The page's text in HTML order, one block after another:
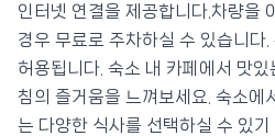
인터넷 연결을 제공합니다.차량을
경우 무료로 주차하실 수 있습니다
허용됩니다. 숙소 내 카페에서 맛
침의 즐거움을 느껴보세요. 숙소에
는 다양한 식사를 선택하실 수 있